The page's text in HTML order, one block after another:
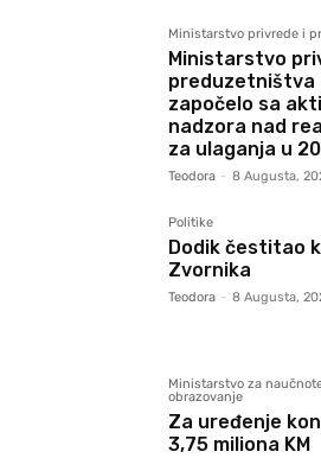
Ministarstvo privrede i
Ministarstvo
preduzetništva
započelo sa
nadzora nad
za ulaganja u
Teodora - 8 Augusta,
Politike
Dodik čestitao
Zvornika
Teodora - 8 Augusta,
Ministarstvo za
obrazovanje
Za uređenje
3,75 miliona KM